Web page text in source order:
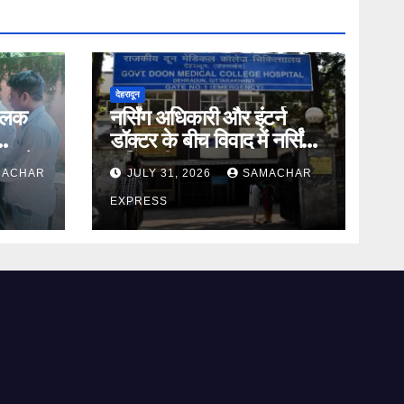
ने
देहरादून
नर्सिंग अधिकारी और इंटर्न
डॉक्टर के बीच विवाद में नर्सिंग
अधिकारी का पक्ष आया
सामने,करी निष्पक्ष जांच की मांग
JULY 31, 2026 SAMACHAR
EXPRESS